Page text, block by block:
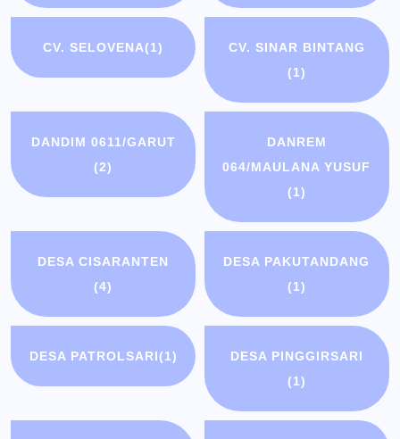
CV. SELOVENA(1)
CV. SINAR BINTANG
(1)
DANDIM 0611/GARUT
(2)
DANREM
064/MAULANA YUSUF
(1)
DESA CISARANTEN
(4)
DESA PAKUTANDANG
(1)
DESA PATROLSARI(1)
DESA PINGGIRSARI
(1)